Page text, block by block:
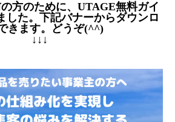
方のために、UTAGE無料ガイ
した。下記バナーからダウンロ
きます。どうぞ(^^)
↓↓↓